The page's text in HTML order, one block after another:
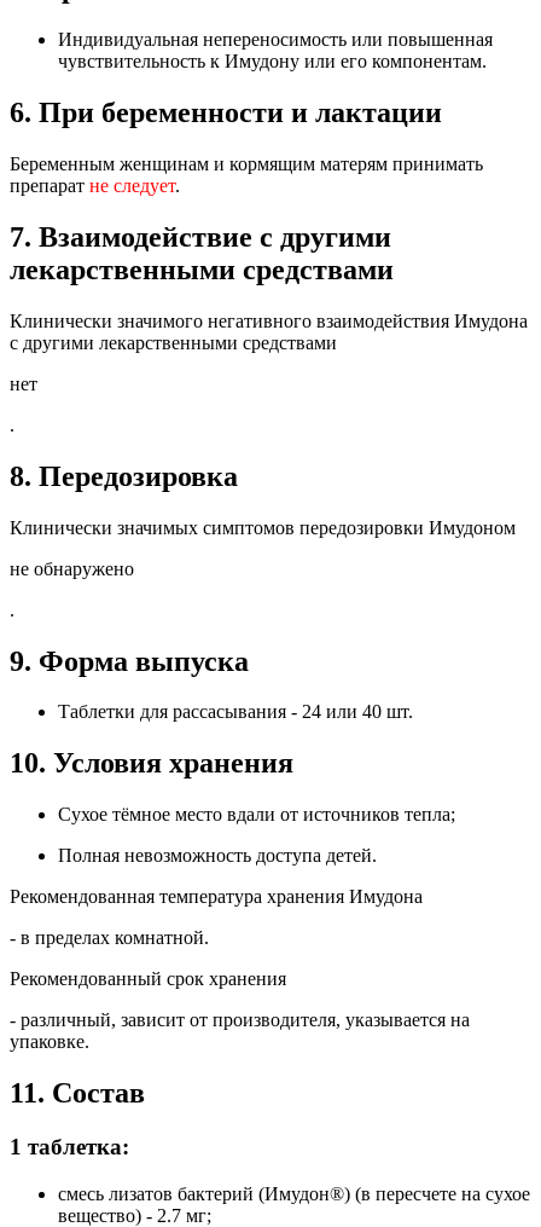
Индивидуальная непереносимость или повышенная
чувствительность к Имудону или его компонентам.
6. При беременности и лактации
Беременным женщинам и кормящим матерям принимать
препарат не следует.
7. Взаимодействие с другими
лекарственными средствами
Клинически значимого негативного взаимодействия Имудона
с другими лекарственными средствами
нет
.
8. Передозировка
Клинически значимых симптомов передозировки Имудоном
не обнаружено
.
9. Форма выпуска
Таблетки для рассасывания - 24 или 40 шт.
10. Условия хранения
Сухое тёмное место вдали от источников тепла;
Полная невозможность доступа детей.
Рекомендованная температура хранения Имудона
- в пределах комнатной.
Рекомендованный срок хранения
- различный, зависит от производителя, указывается на
упаковке.
11. Состав
1 таблетка:
смесь лизатов бактерий (Имудон®) (в пересчете на сухое
вещество) - 2.7 мг;